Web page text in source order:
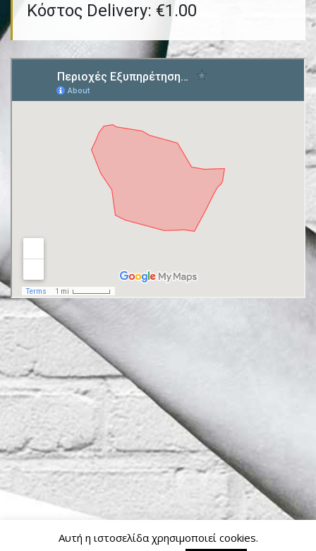
Κόστος Delivery: €1.00
Αυτή η ιστοσελίδα χρησιμοποιεί cookies.